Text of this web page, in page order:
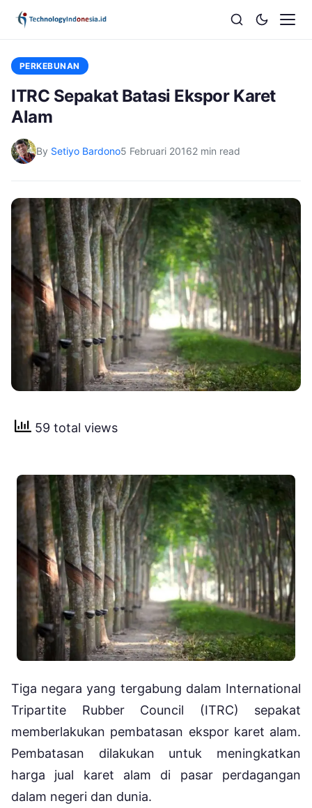
PERKEBUNAN
ITRC Sepakat Batasi Ekspor Karet
Alam
By Setiyo Bardono5 Februari 20162 min read
59 total views
Tiga negara yang tergabung dalam International
Tripartite Rubber Council (ITRC) sepakat
memberlakukan pembatasan ekspor karet alam.
Pembatasan dilakukan untuk meningkatkan
harga jual karet alam di pasar perdagangan
dalam negeri dan dunia.